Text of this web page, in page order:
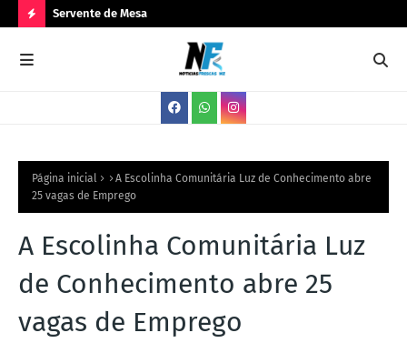
O
V
S
Servente de Mesa
Página inicial
A Escolinha Comunitária Luz de Conhecimento abre
25 vagas de Emprego
A Escolinha Comunitária Luz
de Conhecimento abre 25
vagas de Emprego